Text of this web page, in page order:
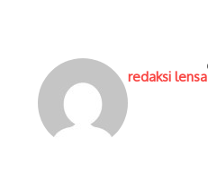
redaksi lensa